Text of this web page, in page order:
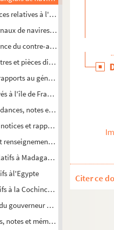
relatives à l'arrestation et à la
de navires anglais. 1807-1808
du contre-amiral Linois et du
et pièces diverses relatifs aux
au général Decaen sur
à l'île de France, du 1
notes et mémoires sur des
et rapports concernant
renseignements sur la colonie du
à Madagascar
àl'Egypte
à la Cochinchine
gouverneur du port Jackson à
notes et mémoires relatifs aux
Citer ce